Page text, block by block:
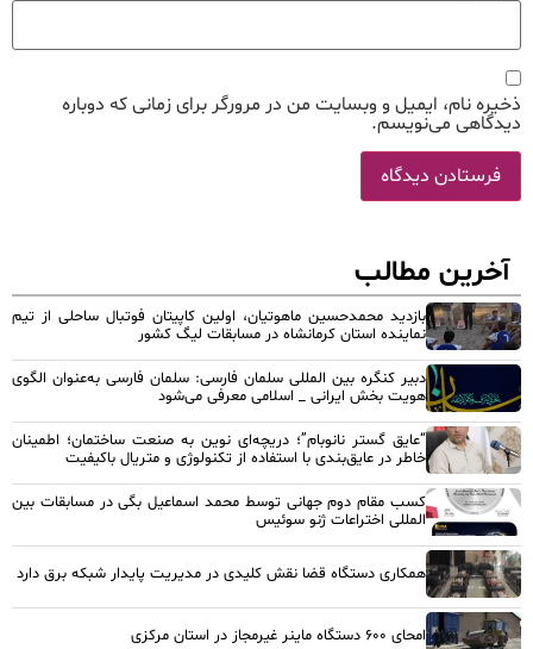
ذخیره نام، ایمیل و وبسایت من در مرورگر برای زمانی که دوباره
دیدگاهی می‌نویسم.
آخرین مطالب
بازدید محمدحسین ماهوتیان، اولین کاپیتان فوتبال ساحلی از تیم
نماینده استان کرمانشاه در مسابقات لیگ کشور
دبیر کنگره بین المللی سلمان فارسی: سلمان فارسی به‌عنوان الگوی
هویت بخش ایرانی _ اسلامی معرفی می‌شود
“عایق گستر نانوبام”؛ دریچه‌ای نوین به صنعت ساختمان؛ اطمینان
خاطر در عایق‌بندی با استفاده از تکنولوژی و متریال باکیفیت
کسب مقام دوم جهانی توسط محمد اسماعیل بگی در مسابقات بین
المللی اختراعات ژنو سوئیس
همکاری دستگاه قضا نقش کلیدی در مدیریت پایدار شبکه برق دارد
امحای ۶۰۰ دستگاه ماینر غیرمجاز در استان مرکزی